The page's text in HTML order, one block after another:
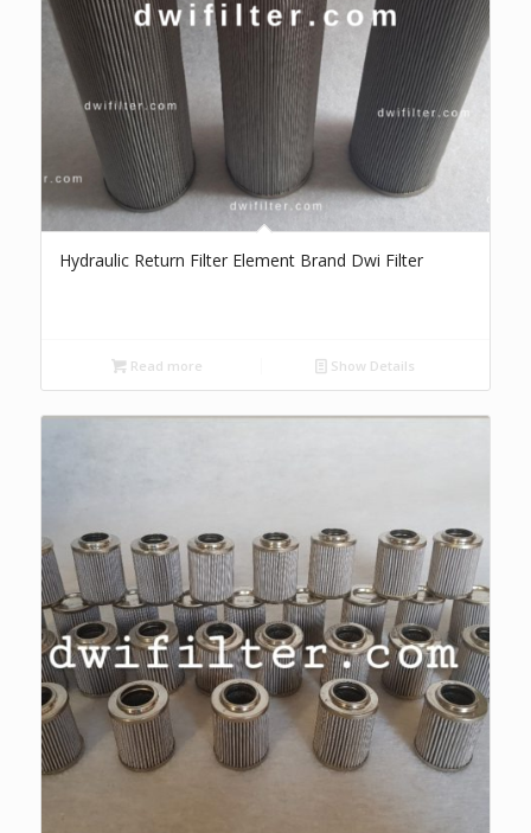
Hydraulic Return Filter Element Brand Dwi Filter
Read more Show Details